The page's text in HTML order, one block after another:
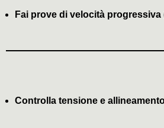
Fai prove di velocità
Controlla tensione e